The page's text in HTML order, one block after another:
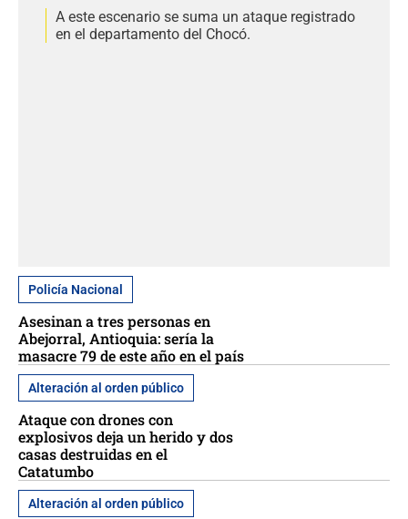
A este escenario se suma un ataque registrado
en el departamento del Chocó.
Policía Nacional
Asesinan a tres personas en
Abejorral, Antioquia: sería la
masacre 79 de este año en el país
Alteración al orden público
Ataque con drones con
explosivos deja un herido y dos
casas destruidas en el
Catatumbo
Alteración al orden público